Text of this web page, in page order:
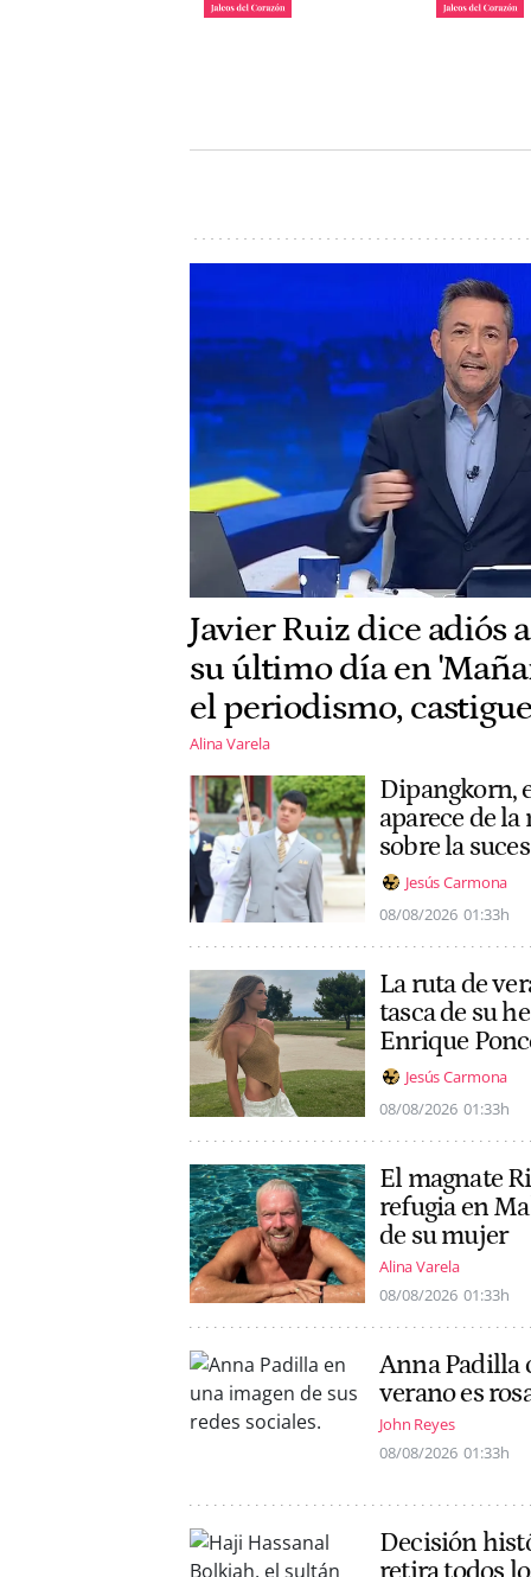
Javier Ruiz dice adiós
su último día en
el periodismo,
Alina Varela
Dipangkorn,
aparece de
sobre la
Jesús Carmona
08/08/2026 01:33h
La ruta de
tasca de su
Enrique
Jesús Carmona
08/08/2026 01:33h
El magnate
refugia en
de su mujer
Alina Varela
08/08/2026 01:33h
Anna Padilla
verano es
John Reyes
08/08/2026 01:33h
Decisión